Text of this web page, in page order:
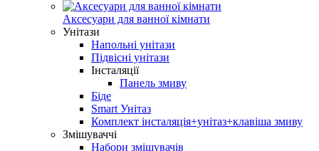
Аксесуари для ванної кімнати
Унітази
Напольні унітази
Підвісні унітази
Інсталяції
Панель змиву
Біде
Smart Унітаз
Комплект інсталяція+унітаз+клавіша змиву
Змішуваччі
Набори змішувачів